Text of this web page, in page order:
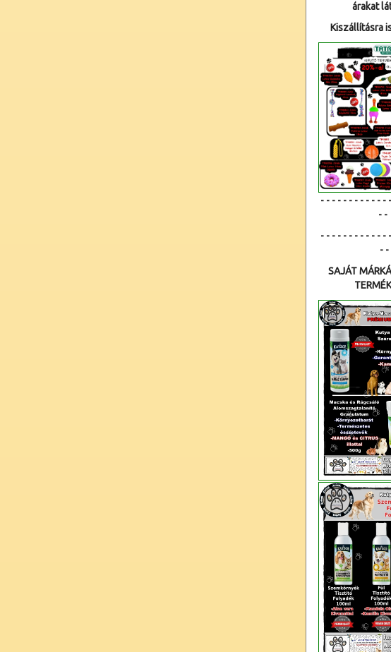
árakat
Kiszállításra
- - - - - - - - - - - -
- -
- - - - - - - - - - - -
- -
SAJÁT